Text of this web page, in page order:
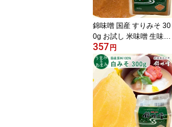
レゼント 山陰 小西本店
液体みそ グルメ 2026
錦味噌 国産 すりみそ 30
0g お試し 米味噌 生味噌
米麹 麹味噌 米 味噌汁 生
麹 発酵 非遺伝子組換え
グルテンフリー ギフト
贈り物 腸活 温活 ご当地
グルメ 山陰のあじ 小西
本店 国産大豆 調味料 長
期保存 冷凍 ギフト プレ
ゼント 2026 お中元 暑中
357円